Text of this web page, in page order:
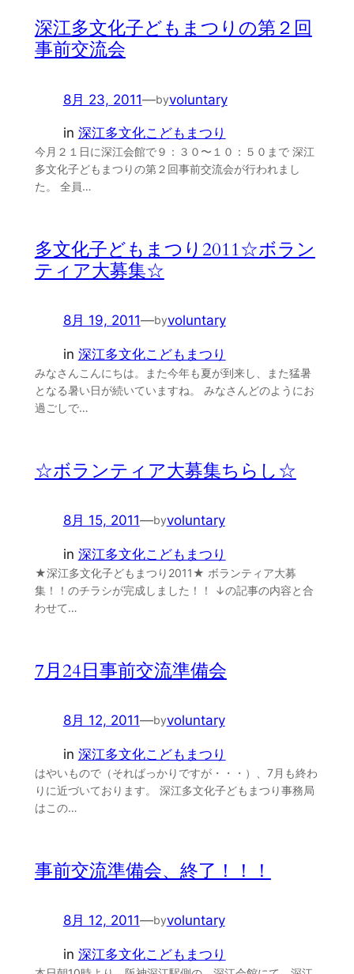
深江多文化子どもまつりの第２回
事前交流会
8月 23, 2011—byvoluntary
in 深江多文化こどもまつり
今月２１日に深江会館で９：３０〜１０：５０まで 深江
多文化子どもまつりの第２回事前交流会が行われまし
た。 全員…
多文化子どもまつり2011☆ボラン
ティア大募集☆
8月 19, 2011—byvoluntary
in 深江多文化こどもまつり
みなさんこんにちは。また今年も夏が到来し、また猛暑
となる暑い日が続いていますね。 みなさんどのようにお
過ごしで…
☆ボランティア大募集ちらし☆
8月 15, 2011—byvoluntary
in 深江多文化こどもまつり
★深江多文化子どもまつり2011★ ボランティア大募
集！！のチラシが完成しました！！ ↓の記事の内容と合
わせて…
7月24日事前交流準備会
8月 12, 2011—byvoluntary
in 深江多文化こどもまつり
はやいもので（そればっかりですが・・・）、7月も終わ
りに近づいております。 深江多文化子どもまつり事務局
はこの…
事前交流準備会、終了！！！
8月 12, 2011—byvoluntary
in 深江多文化こどもまつり